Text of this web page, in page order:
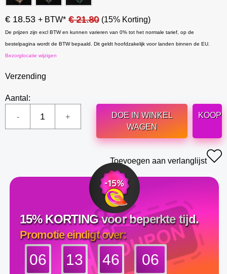
€ 18.53 + BTW* € 21.80 (15% Korting)
De prijzen zijn excl BTW en kunnen varieren van 0% tot het normale tarief, op de
bestelpagina wordt de BTW bepaald. Dit geldt hoofdzakelijk voor landen binnen de EU.
Bezorglocatie wijzigen
Verzending
Aantal:
DOE IN WINKEL
WAGEN
KOOP
Toevoegen aan verlanglijst
15% KORTING voor beperkte tijd.
Promotie eindigt over:
06 13 46 06